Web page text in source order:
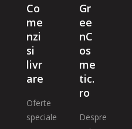
Co
me
nzi
si
livr
are
Oferte
speciale
Gr
ee
nC
os
me
tic.
ro
Despre